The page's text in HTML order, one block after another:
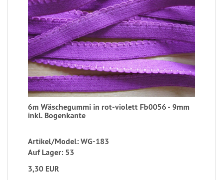
6m Wäschegummi in rot-violett Fb0056 - 9mm
inkl. Bogenkante
Artikel/Model: WG-183
Auf Lager: 53
3,30 EUR